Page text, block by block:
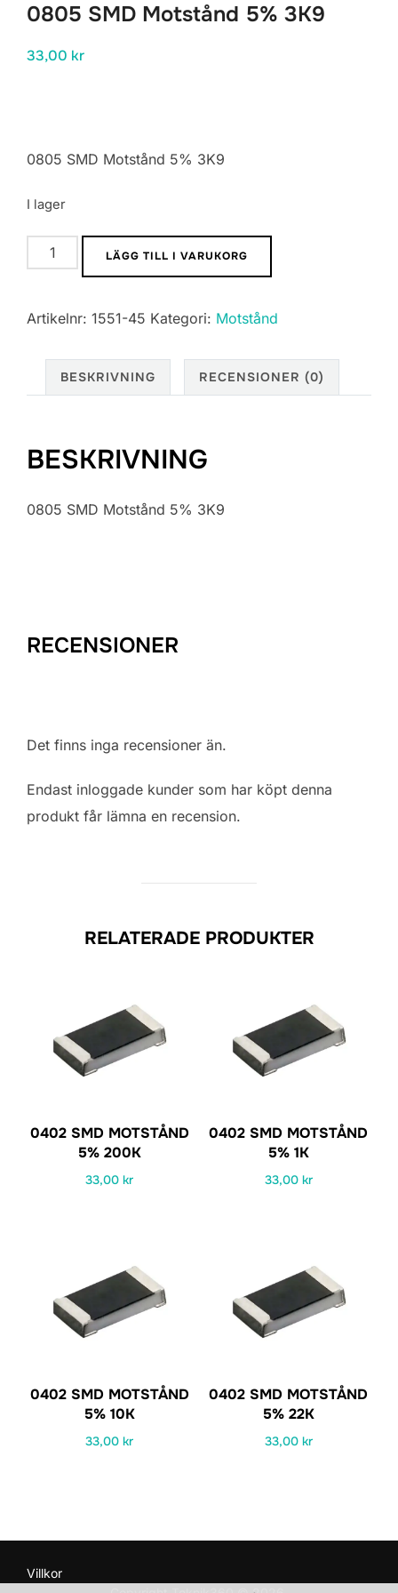
0805 SMD Motstånd 5% 3K9
33,00 kr
0805 SMD Motstånd 5% 3K9
I lager
0805
SMD
5%
mängd
LÄGG TILL I VARUKORG
Artikelnr: 1551-45 Kategori: Motstånd
BESKRIVNING RECENSIONER (0)
BESKRIVNING
0805 SMD Motstånd 5% 3K9
RECENSIONER
Det finns inga recensioner än.
Endast inloggade kunder som har köpt denna
produkt får lämna en recension.
RELATERADE PRODUKTER
0402 SMD MOTSTÅND
5% 200K
33,00kr
0402 SMD MOTSTÅND
5% 1K
33,00 kr
0402 SMD MOTSTÅND
5% 10K
33,00kr
0402 SMD MOTSTÅND
5% 22K
33,00 kr
Villkor